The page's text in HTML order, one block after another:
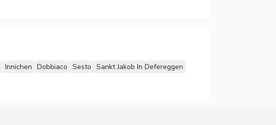
Innichen Dobbiaco Sesto Sankt Jakob In Defereggen